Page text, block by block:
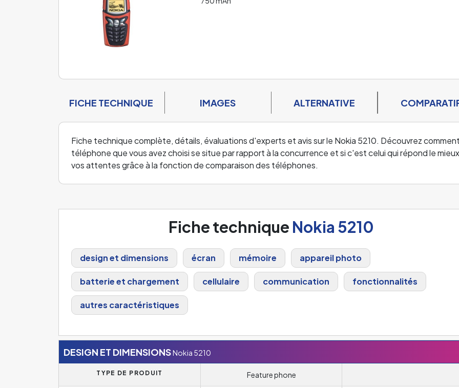
FICHE TECHNIQUE IMAGES ALTERNATIVE
Fiche technique complète, détails, évaluations d'experts et avis sur le Nokia 5210. Découvrez
téléphone que vous avez choisi se situe par rapport à la concurrence et si c'est celui qui répond le
vos attentes grâce à la fonction de comparaison des téléphones.
Fiche technique Nokia 5210
design et dimensions écran mémoire appareil photo
batterie et chargement cellulaire communication fonctionnalités
autres caractéristiques
DESIGN ET DIMENSIONSNokia 5210
TYPE DE PRODUIT Feature phone